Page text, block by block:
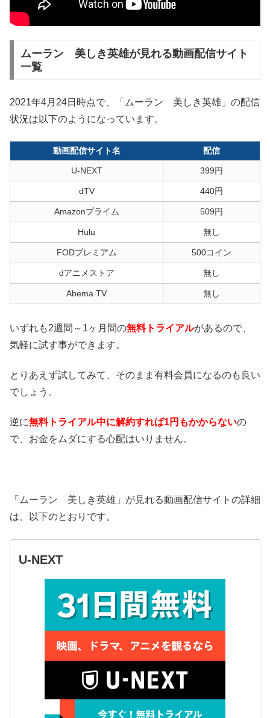
ムーラン 美しき英雄が見れる動画配信サイト
一覧
2021年4月24日時点で、「ムーラン 美しき英雄」の配信
状況は以下のようになっています。
動画配信サイト名 配信
U-NEXT 399円
dTV 440円
Amazonプライム 509円
Hulu 無し
FODプレミアム 500コイン
dアニメストア 無し
Abema TV 無し
いずれも2週間～1ヶ月間の無料トライアルがあるので、
気軽に試す事ができます。
とりあえず試してみて、そのまま有料会員になるのも良い
でしょう。
逆に無料トライアル中に解約すれば1円もかからないの
で、お金をムダにする心配はいりません。
「ムーラン 美しき英雄」が見れる動画配信サイトの詳細
は、以下のとおりです。
U-NEXT